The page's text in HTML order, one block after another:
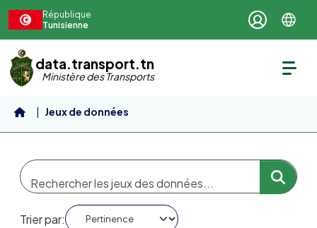
République
Tunisienne
data.transport.tn
Ministère des Transports
Jeux de données
Trier par